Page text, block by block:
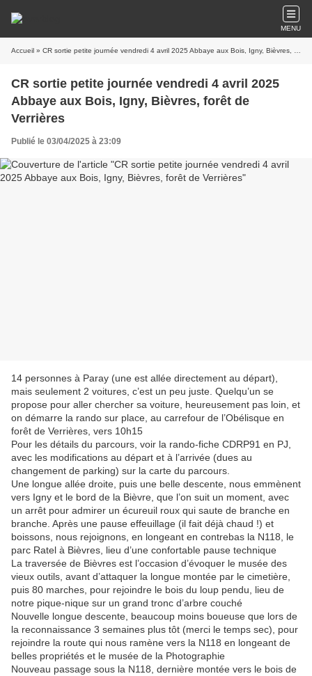
MENU
Accueil » CR sortie petite journée vendredi 4 avril 2025 Abbaye aux Bois, Igny, Bièvres, forêt de Verrières
CR sortie petite journée vendredi 4 avril 2025
Abbaye aux Bois, Igny, Bièvres, forêt de
Verrières
Publié le 03/04/2025 à 23:09
14 personnes à Paray (une est allée directement au départ),
mais seulement 2 voitures, c’est un peu juste. Quelqu’un se
propose pour aller chercher sa voiture, heureusement pas loin, et
on démarre la rando sur place, au carrefour de l’Obélisque en
forêt de Verrières, vers 10h15
Pour les détails du parcours, voir la rando-fiche CDRP91 en PJ,
avec les modifications au départ et à l’arrivée (dues au
changement de parking) sur la carte du parcours.
Une longue allée droite, puis une belle descente, nous emmènent
vers Igny et le bord de la Bièvre, que l’on suit un moment, avec
un arrêt pour admirer un écureuil roux qui saute de branche en
branche. Après une pause effeuillage (il fait déjà chaud !) et
boissons, nous rejoignons, en longeant en contrebas la N118, le
parc Ratel à Bièvres, lieu d’une confortable pause technique
La traversée de Bièvres est l’occasion d’évoquer le musée des
vieux outils, avant d’attaquer la longue montée par le cimetière,
puis 80 marches, pour rejoindre le bois du loup pendu, lieu de
notre pique-nique sur un grand tronc d’arbre couché
Nouvelle longue descente, beaucoup moins boueuse que lors de
la reconnaissance 3 semaines plus tôt (merci le temps sec), pour
rejoindre la route qui nous ramène vers la N118 en longeant de
belles propriétés et le musée de la Photographie
Nouveau passage sous la N118, dernière montée vers le bois de